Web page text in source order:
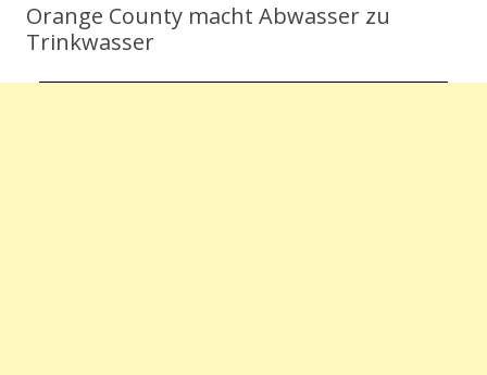
Orange County macht Abwasser zu
Trinkwasser